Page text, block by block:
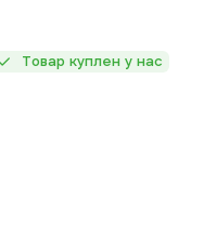
Товар куплен у нас